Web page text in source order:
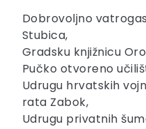
Dobrovoljno
Stubica,
Gradsku knjižnicu
Pučko otvoreno
Udrugu hrvatskih
rata Zabok,
Udrugu privatnih